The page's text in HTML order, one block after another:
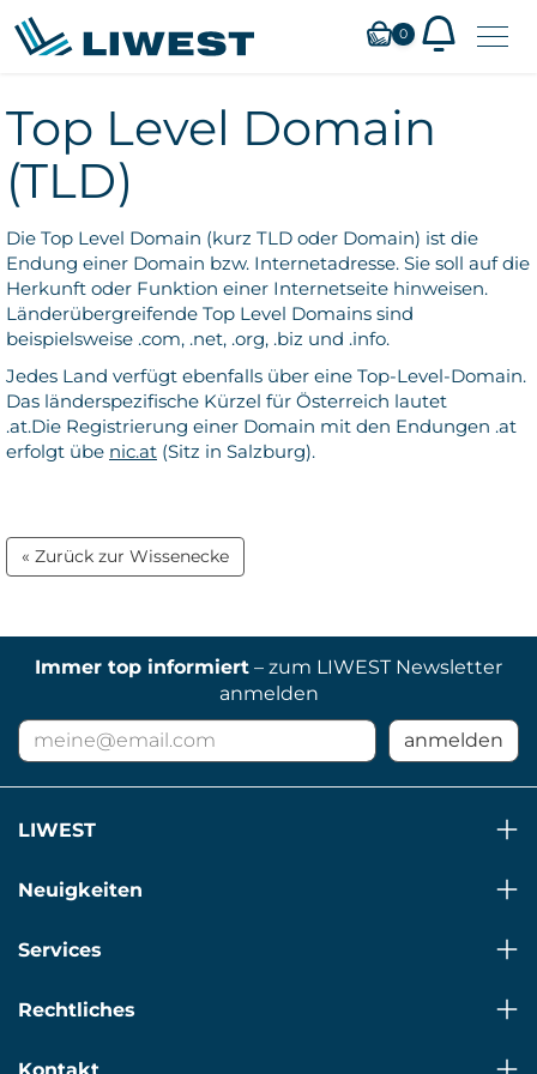
Zum
Hauptinhalt
springen
0
Top Level Domain
(TLD)
Die Top Level Domain (kurz TLD oder Domain) ist die
Endung einer Domain bzw. Internetadresse. Sie soll auf die
Herkunft oder Funktion einer Internetseite hinweisen.
Länderübergreifende Top Level Domains sind
beispielsweise .com, .net, .org, .biz und .info.
Jedes Land verfügt ebenfalls über eine Top-Level-Domain.
Das länderspezifische Kürzel für Österreich lautet
.at.Die Registrierung einer Domain mit den Endungen .at
erfolgt übe nic.at (Sitz in Salzburg).
« Zurück zur Wissenecke
Immer top informiert – zum LIWEST Newsletter
anmelden
Mail
Adresse
anmelden
LIWEST
Neuigkeiten
Services
Rechtliches
Kontakt